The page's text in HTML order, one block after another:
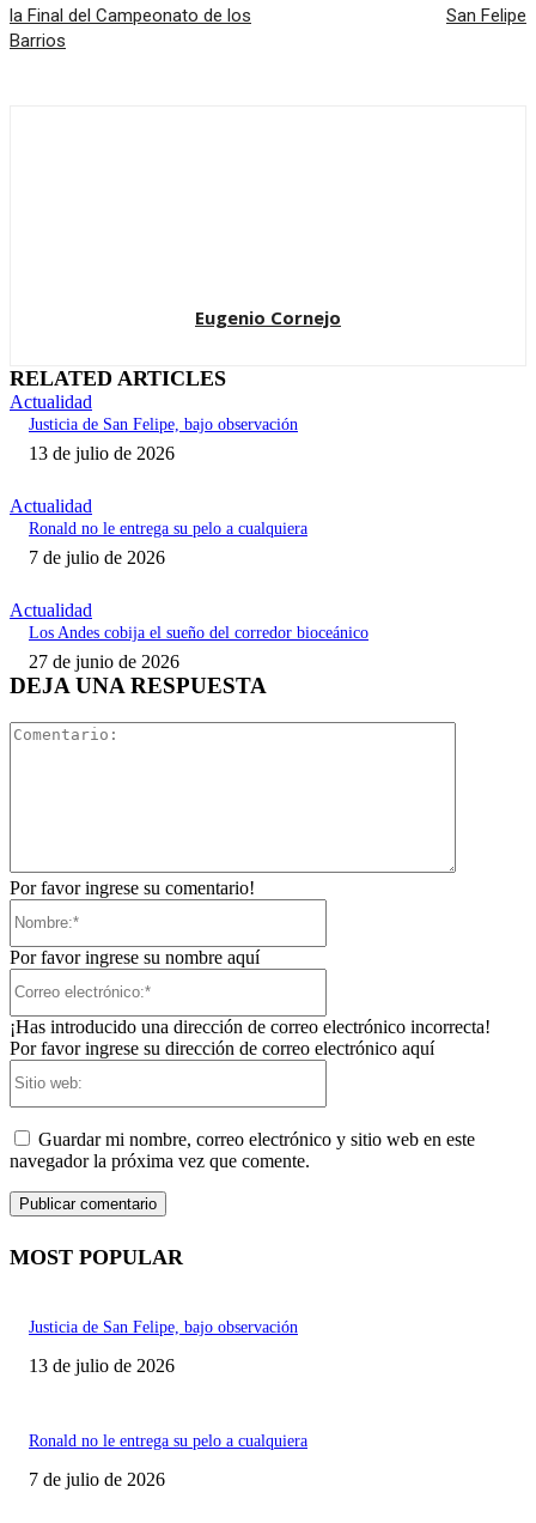
la Final del Campeonato de los
Barrios
San Felipe
Eugenio Cornejo
RELATED ARTICLES
Actualidad
Justicia de San Felipe, bajo observación
13 de julio de 2026
Actualidad
Ronald no le entrega su pelo a cualquiera
7 de julio de 2026
Actualidad
Los Andes cobija el sueño del corredor bioceánico
27 de junio de 2026
DEJA UNA RESPUESTA
Por favor ingrese su comentario!
Por favor ingrese su nombre aquí
¡Has introducido una dirección de correo electrónico incorrecta!
Por favor ingrese su dirección de correo electrónico aquí
Guardar mi nombre, correo electrónico y sitio web en este
navegador la próxima vez que comente.
MOST POPULAR
Justicia de San Felipe, bajo observación
13 de julio de 2026
Ronald no le entrega su pelo a cualquiera
7 de julio de 2026